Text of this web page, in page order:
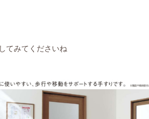
てみてくださいね